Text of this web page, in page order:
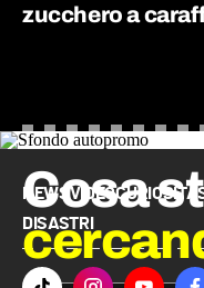
zucchero a
Cosa
NEWS VIDEOCURIOSITÀ
DISASTRI